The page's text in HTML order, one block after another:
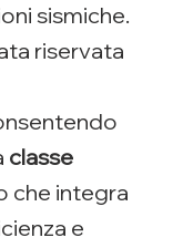
sismiche.
riservata
classe
che integra
e